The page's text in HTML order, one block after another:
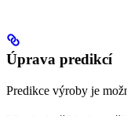
Úprava predikcí
Predikce výroby je